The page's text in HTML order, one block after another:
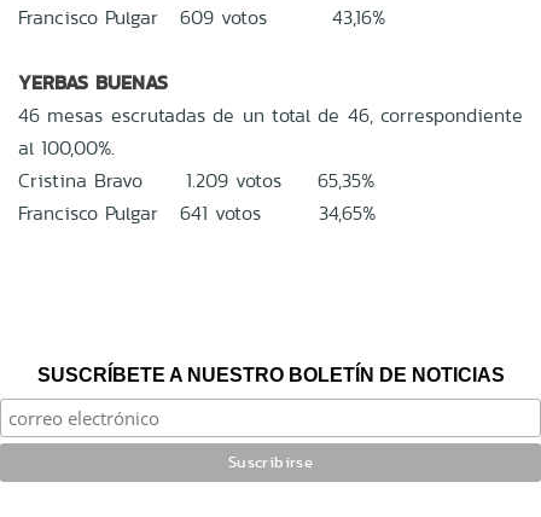
Francisco Pulgar 609 votos 43,16%
YERBAS BUENAS
46 mesas escrutadas de un total de 46, correspondiente
al 100,00%.
Cristina Bravo 1.209 votos 65,35%
Francisco Pulgar 641 votos 34,65%
SUSCRÍBETE A NUESTRO BOLETÍN DE NOTICIAS